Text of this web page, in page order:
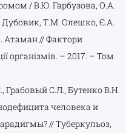
/ В.Ю. Гарбузова, О.А.
Дубовик, Т.М. Олешко, Є.А.
Атаман // Фактори
організмів. – 2017. – Том
Грабовый С.Л., Бутенко В.Н.
человека и
// Туберкульоз,